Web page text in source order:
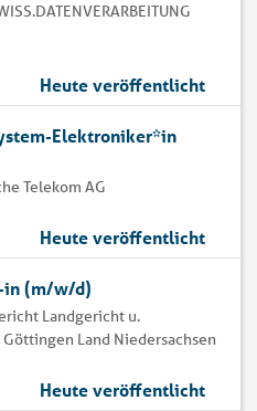
Heute veröffentlicht
Elektroniker*in
Telekom AG
Heute veröffentlicht
in (m/w/d)
Landgericht u.
Land Niedersachsen
Heute veröffentlicht